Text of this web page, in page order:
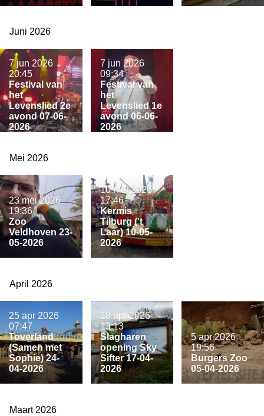
Juni 2026
Festival van
het
Levenslied 2e
avond 07-06-
2026
7 jun 2026
20:45
Festival van
het
Levenslied 1e
avond 06-06-
2026
7 jun 2026
09:34
Mei 2026
Zoo
Veldhoven 23-
05-2026
23 mei 2026
19:36
Kermis
Tilburg ('t
Laar) 10-05-
2026
10 mei 2026
17:46
April 2026
Toverland
(Samen met
Sophie) 24-
04-2026
25 apr 2026
07:47
Slagharen
opening Sky
Sifter 17-04-
2026
18 apr 2026
13:13
Burgers Zoo
05-04-2026
5 apr 2026
19:56
Maart 2026